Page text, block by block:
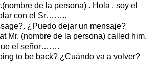
de la persona) . Hola , soy el
con el Sr……..
¿Puedo dejar un mensaje?
Mr. (nombre de la persona) called him.
el señor…….
to be back? ¿Cuándo va a volver?